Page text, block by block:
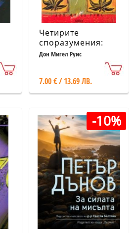
Четирите
споразумения:
Толтекска книга
Дон Мигел Руис
7.00 € / 13.69 ЛВ.
-10%